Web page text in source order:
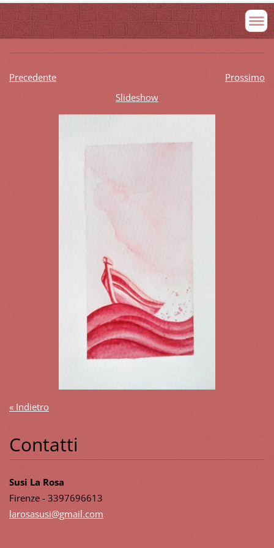
Precedente
Prossimo
Slideshow
« Indietro
Contatti
Susi La Rosa
Firenze - 3397696613
larosasusi@gmail.com